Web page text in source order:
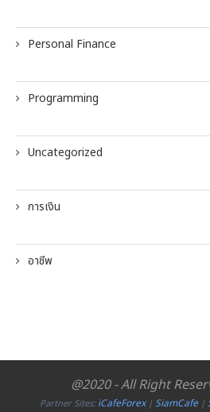
Personal Finance
Programming
Uncategorized
การเงิน
อาชีพ
@2020 - All Right
Partner Sites:iCafeForex|SiamCafe|